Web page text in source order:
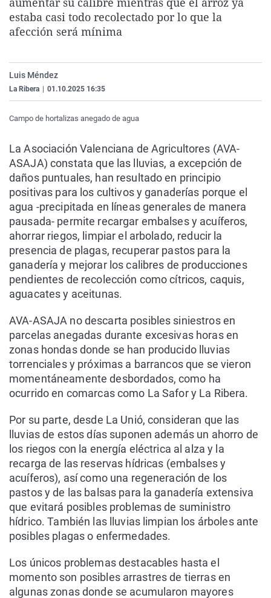
La rosa de los vientos
Caso
Extremadura
Virales
estaba casi todo recolectado por lo que la
afección será mínima
Luis Méndez
La Ribera 01.10.2025 16:35
Campo de hortalizas anegado de agua
La Asociación Valenciana de Agricultores (AVA-
ASAJA) constata que las lluvias, a excepción de
daños puntuales, han resultado en principio
positivas para los cultivos y ganaderías porque el
agua -precipitada en líneas generales de manera
pausada- permite recargar embalses y acuíferos,
ahorrar riegos, limpiar el arbolado, reducir la
presencia de plagas, recuperar pastos para la
ganadería y mejorar los calibres de producciones
pendientes de recolección como cítricos, caquis,
aguacates y aceitunas.
AVA-ASAJA no descarta posibles siniestros en
parcelas anegadas durante excesivas horas en
zonas hondas donde se han producido lluvias
torrenciales y próximas a barrancos que se vieron
momentáneamente desbordados, como ha
ocurrido en comarcas como La Safor y La Ribera.
Por su parte, desde La Unió, consideran que las
lluvias de estos días suponen además un ahorro de
los riegos con la energía eléctrica al alza y la
recarga de las reservas hídricas (embalses y
acuíferos), así como una regeneración de los
pastos y de las balsas para la ganadería extensiva
que evitará posibles problemas de suministro
hídrico. También las lluvias limpian los árboles ante
posibles plagas o enfermedades.
Los únicos problemas destacables hasta el
momento son posibles arrastres de tierras en
algunas zonas donde se acumularon mayores